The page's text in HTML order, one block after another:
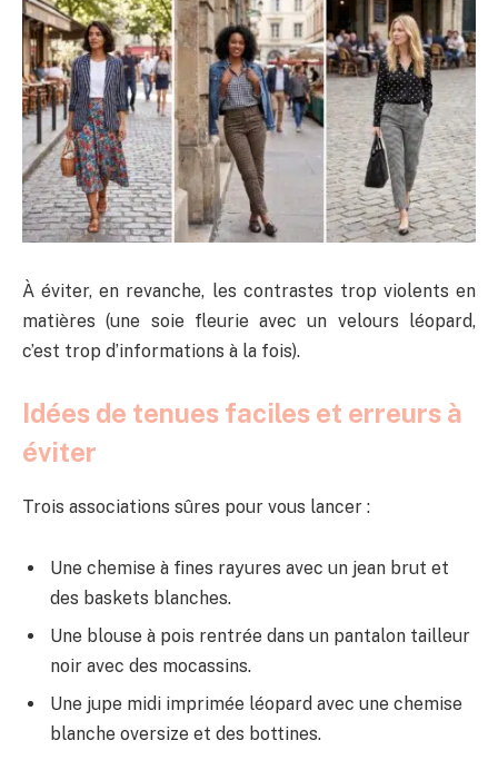
À éviter, en revanche, les contrastes trop violents en
matières (une soie fleurie avec un velours léopard,
c’est trop d’informations à la fois).
Idées de tenues faciles et erreurs à
éviter
Trois associations sûres pour vous lancer :
Une chemise à fines rayures avec un jean brut et
des baskets blanches.
Une blouse à pois rentrée dans un pantalon tailleur
noir avec des mocassins.
Une jupe midi imprimée léopard avec une chemise
blanche oversize et des bottines.